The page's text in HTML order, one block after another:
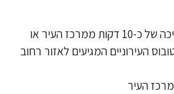
הליכה של כ-10 דקות ממרכז העיר או
העירוניים המגיעים לאזור רחוב
העיר